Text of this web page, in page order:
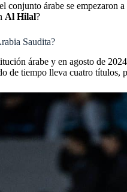
conjunto árabe se empezaron
Al Hilal?
Saudita?
árabe y en agosto de
de tiempo lleva cuatro